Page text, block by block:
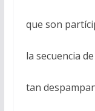
que son
la secuencia
tan